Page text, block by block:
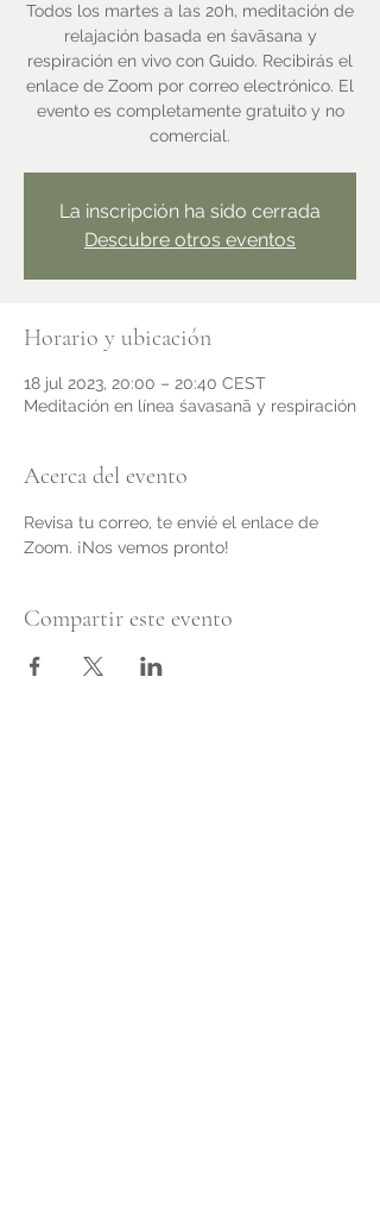
Todos los martes a las 20h, meditación de
relajación basada en śavāsana y
respiración en vivo con Guido. Recibirás el
enlace de Zoom por correo electrónico. El
evento es completamente gratuito y no
comercial.
La inscripción ha sido cerrada
Descubre otros eventos
Horario y ubicación
18 jul 2023, 20:00 – 20:40 CEST
Meditación en línea śavasanā y respiración
Acerca del evento
Revisa tu correo, te envié el enlace de
Zoom. ¡Nos vemos pronto!
Compartir este evento